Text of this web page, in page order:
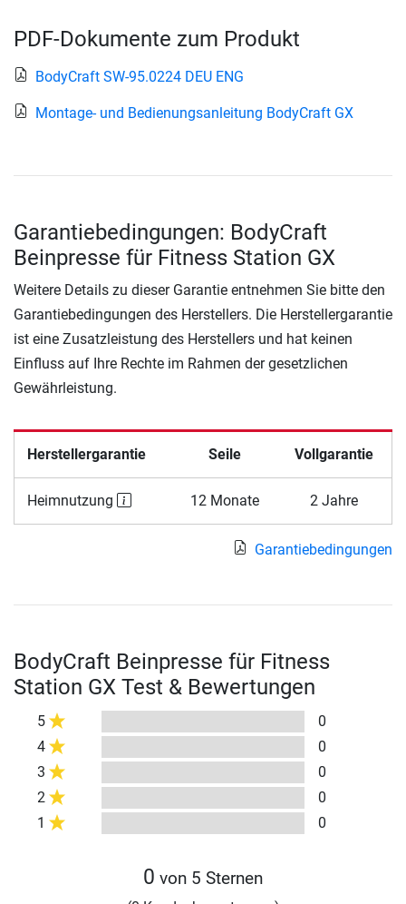
PDF-Dokumente zum Produkt
BodyCraft SW-95.0224 DEU ENG
Montage- und Bedienungsanleitung BodyCraft GX
Garantiebedingungen: BodyCraft
Beinpresse für Fitness Station GX
Weitere Details zu dieser Garantie entnehmen Sie bitte den
Garantiebedingungen des Herstellers. Die Herstellergarantie
ist eine Zusatzleistung des Herstellers und hat keinen
Einfluss auf Ihre Rechte im Rahmen der gesetzlichen
Gewährleistung.
Herstellergarantie Seile Vollgarantie
Heimnutzung 12 Monate 2 Jahre
Garantiebedingungen
BodyCraft Beinpresse für Fitness
Station GX Test & Bewertungen
5
0
4
0
3
0
2
0
1
0
0 von 5 Sternen